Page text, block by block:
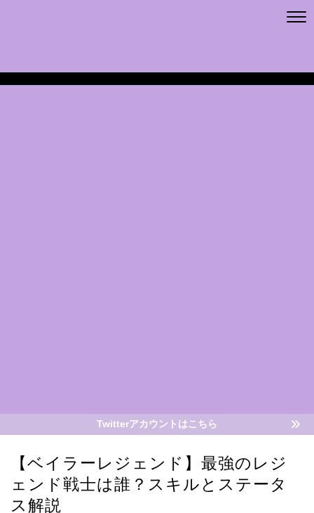
Twitterアカウントはこちら
【ベイラーレジェンド】最強のレジ
ェンド戦士は誰？スキルとステータ
ス解説